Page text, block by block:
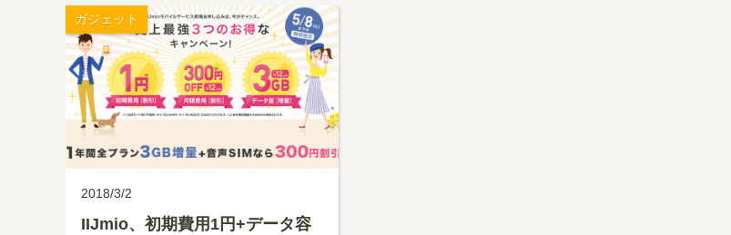
ガジェット
2018/3/2
IIJmio、初期費用1円+データ容